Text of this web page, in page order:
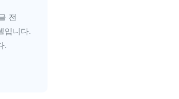
전
입니다.
.